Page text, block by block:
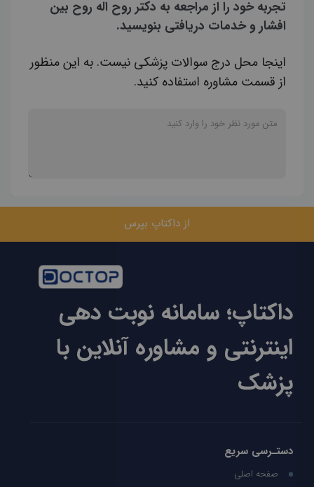
تجربه خود را از مراجعه به دکتر روح اله روح بین
افشار و خدمات دریافتی بنویسید.
اینجا محل درج سوالات پزشکی نیست. به این منظور
از قسمت مشاوره استفاده کنید.
از داکتاپ بپرس
داکتاپ؛ سامانه نوبت دهی
اینترنتی و مشاوره آنلاین با
پزشک
دستـرسی سریع
صفحه اصلی